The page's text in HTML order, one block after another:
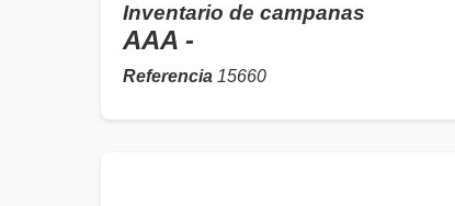
Inventario de campanas
AAA -
Referencia 15660